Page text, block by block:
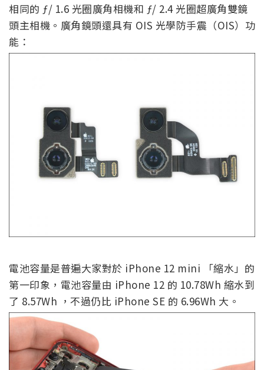
相同的 ƒ/ 1.6 光圈廣角相機和 ƒ/ 2.4 光圈超廣角雙鏡
頭主相機。廣角鏡頭還具有 OIS 光學防手震（OIS）功
能：
電池容量是普遍大家對於 iPhone 12 mini 「縮水」的
第一印象，電池容量由 iPhone 12 的 10.78Wh 縮水到
了 8.57Wh ，不過仍比 iPhone SE 的 6.96Wh 大。